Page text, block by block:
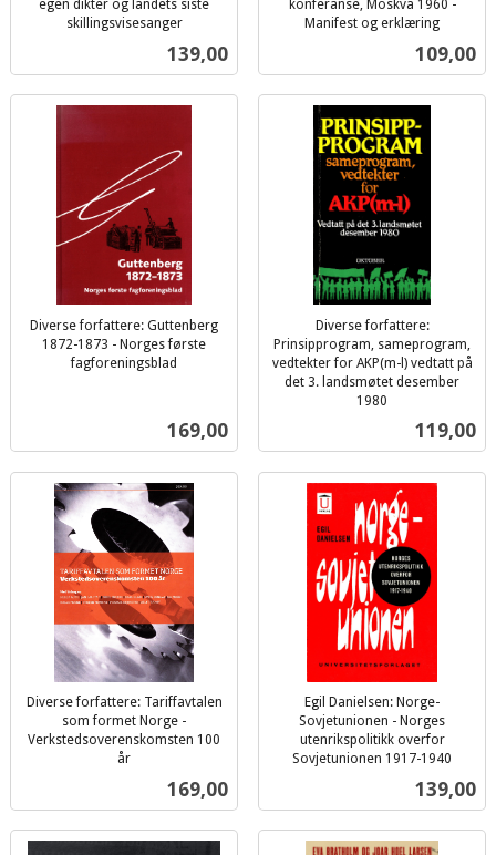
egen dikter og landets siste
skillingsvisesanger
Pris
139,00
konferanse, Moskva 1960 -
Manifest og erklæring
Pris
109,00
Diverse forfattere: Guttenberg
1872-1873 - Norges første
fagforeningsblad
Pris
169,00
Diverse forfattere:
Prinsipprogram, sameprogram,
vedtekter for AKP(m-l) vedtatt på
det 3. landsmøtet desember
1980
Pris
119,00
Diverse forfattere: Tariffavtalen
som formet Norge -
Verkstedsoverenskomsten 100
år
Pris
169,00
Egil Danielsen: Norge-
Sovjetunionen - Norges
utenrikspolitikk overfor
Sovjetunionen 1917-1940
Pris
139,00